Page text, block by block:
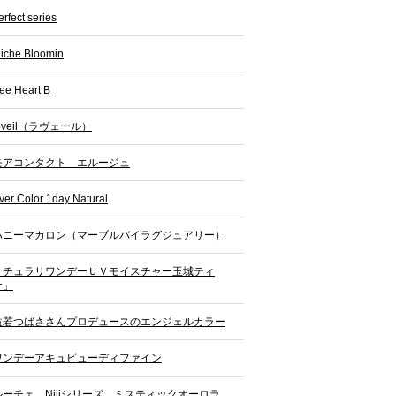
series
Bloomin
Heart B
（ラヴェール）
アコンタクト エルージュ
Color 1day Natural
ニーマカロン（マーブルバイラグジュアリー）
チュラリワンデーＵＶモイスチャー玉城ティ
若つばささんプロデュースのエンジェルカラー
ンデーアキュビューディファイン